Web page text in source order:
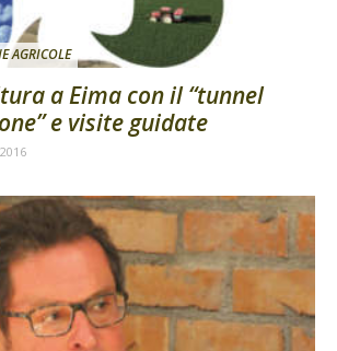
AGRICOLE
a Eima con il “tunnel
e visite guidate